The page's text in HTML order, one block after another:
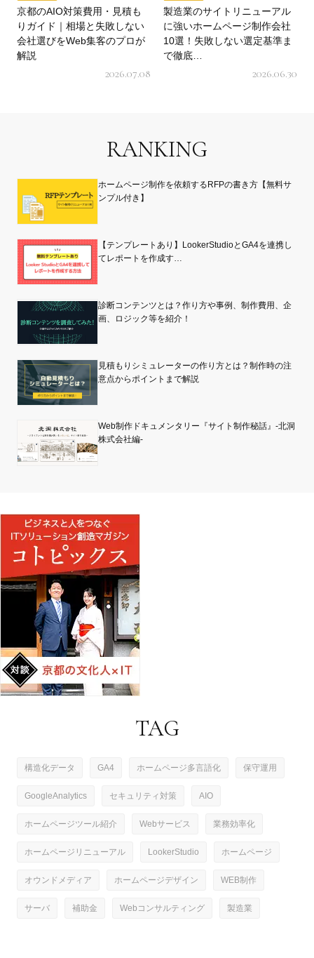
京都のAIO対策費用・見積も
りガイド｜相場と失敗しない
会社選びをWeb集客のプロが
解説
2026.07.08
製造業のサイトリニューアル
に強いホームページ制作会社
10選！失敗しない選定基準ま
で徹底…
2026.06.30
RANKING
ホームページ制作を依頼するRFPの書き方【無料サ
ンプル付き】
【テンプレートあり】LookerStudioとGA4を連携し
てレポートを作成す…
診断コンテンツとは？作り方や事例、制作費用、企
画、ロジック等を紹介！
見積もりシミュレーターの作り方とは？制作時の注
意点からポイントまで解説
Web制作ドキュメンタリー『サイト制作秘話』-北洞
株式会社編-
TAG
構造化データ GA4 ホームページ多言語化 保守運用
GoogleAnalytics セキュリティ対策 AIO
ホームページツール紹介 Webサービス 業務効率化
ホームページリニューアル LookerStudio ホームページ
オウンドメディア ホームページデザイン WEB制作
サーバ 補助金 Webコンサルティング 製造業